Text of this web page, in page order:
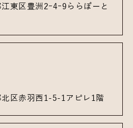
東区豊洲2ｰ4ｰ9 ららぽーと
区赤羽西1-5-1 アピレ1階